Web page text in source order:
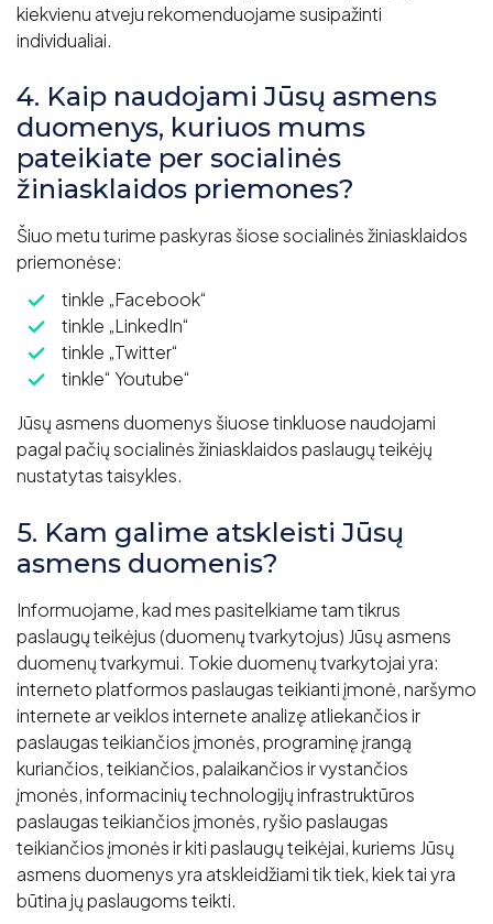
kiekvienu atveju rekomenduojame susipažinti
individualiai.
4. Kaip naudojami Jūsų asmens
duomenys, kuriuos mums
pateikiate per socialinės
žiniasklaidos priemones?
Šiuo metu turime paskyras šiose socialinės žiniasklaidos
priemonėse:
tinkle „Facebook“
tinkle „LinkedIn“
tinkle „Twitter“
tinkle“ Youtube“
Jūsų asmens duomenys šiuose tinkluose naudojami
pagal pačių socialinės žiniasklaidos paslaugų teikėjų
nustatytas taisykles.
5. Kam galime atskleisti Jūsų
asmens duomenis?
Informuojame, kad mes pasitelkiame tam tikrus
paslaugų teikėjus (duomenų tvarkytojus) Jūsų asmens
duomenų tvarkymui. Tokie duomenų tvarkytojai yra:
interneto platformos paslaugas teikianti įmonė, naršymo
internete ar veiklos internete analizę atliekančios ir
paslaugas teikiančios įmonės, programinę įrangą
kuriančios, teikiančios, palaikančios ir vystančios
įmonės, informacinių technologijų infrastruktūros
paslaugas teikiančios įmonės, ryšio paslaugas
teikiančios įmonės ir kiti paslaugų teikėjai, kuriems Jūsų
asmens duomenys yra atskleidžiami tik tiek, kiek tai yra
būtina jų paslaugoms teikti.